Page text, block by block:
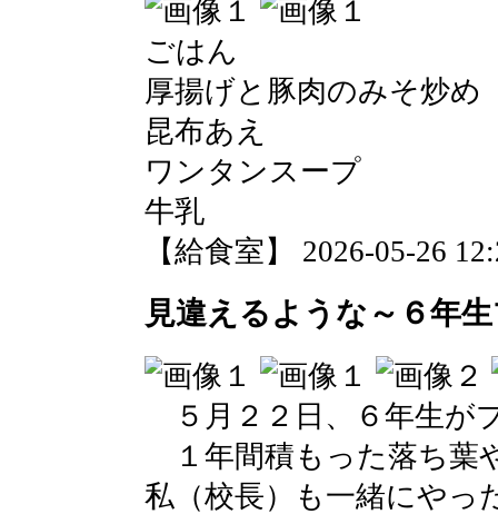
ごはん
厚揚げと豚肉のみそ炒め
昆布あえ
ワンタンスープ
牛乳
【給食室】 2026-05-26
見違えるような～６年
５月２２日、６年生が
１年間積もった落ち葉
私（校長）も一緒にやっ